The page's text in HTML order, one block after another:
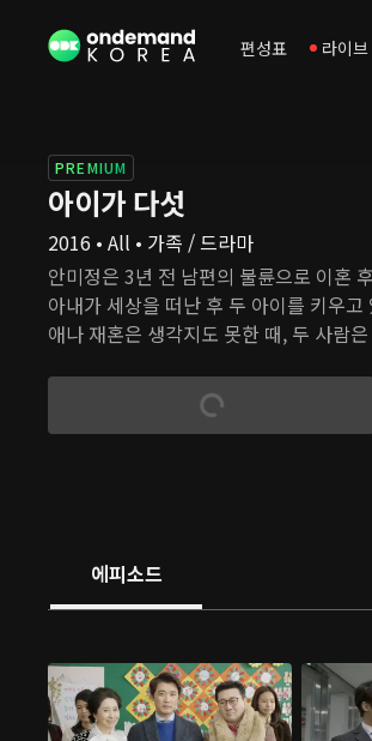
편성표 라이
PREMIUM
아이가 다섯
2016 • All • 가족 / 드라마
안미정은 3년 전 남편의 불륜으로 이혼
아내가 세상을 떠난 후 두 아이를 키우
애나 재혼은 생각지도 못한 때, 두 사람
상 이상으로 어렵다.
에피소드